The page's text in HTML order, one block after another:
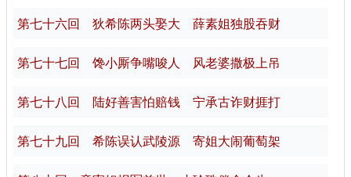
第七十六回 狄希陈两头娶大 薛素姐独股吞财
第七十七回 馋小厮争嘴唆人 风老婆撒极上吊
第七十八回 陆好善害怕赔钱 宁承古诈财捱打
第七十九回 希陈误认武陵源 寄姐大闹葡萄架